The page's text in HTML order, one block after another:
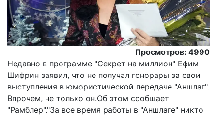
Просмотров: 4990
Недавно в программе "Секрет на миллион" Ефим
Шифрин заявил, что не получал гонорары за свои
выступления в юмористической передаче "Аншлаг".
Впрочем, не только он.Об этом сообщает
"Рамблер"."За все время работы в "Аншлаге" никто